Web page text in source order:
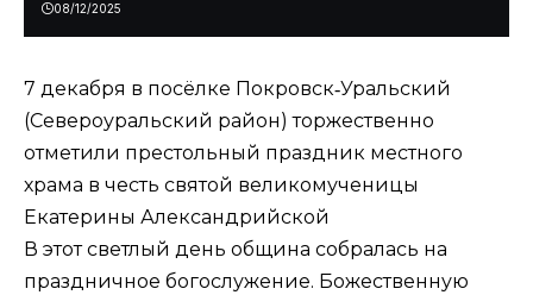
08/12/2025
7 декабря в посёлке Покровск‑Уральский
(Североуральский район) торжественно
отметили престольный праздник местного
храма в честь святой великомученицы
Екатерины Александрийской
В этот светлый день община собралась на
праздничное богослужение. Божественную